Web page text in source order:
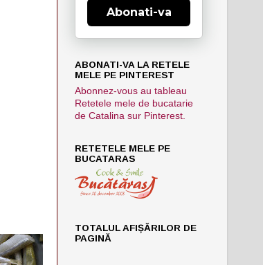
Abonati-va
ABONATI-VA LA RETELE
MELE PE PINTEREST
Abonnez-vous au tableau
Retetele mele de bucatarie
de Catalina sur Pinterest.
RETETELE MELE PE
BUCATARAS
TOTALUL AFIȘĂRILOR DE
PAGINĂ